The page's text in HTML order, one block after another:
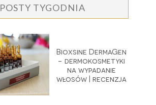
POSTY TYGODNIA
Bioxsine DermaGen
- dermokosmetyki
na wypadanie
włosów | recenzja